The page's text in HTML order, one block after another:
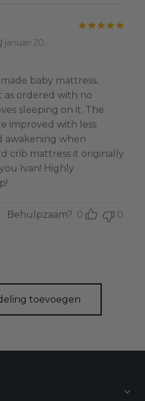
januari 20,
baby mattress.
as ordered with no
sleeping on it. The
improved with less
awakening when
crib mattress it originally
Ivan! Highly
Behulpzaam? 0 0
toevoegen